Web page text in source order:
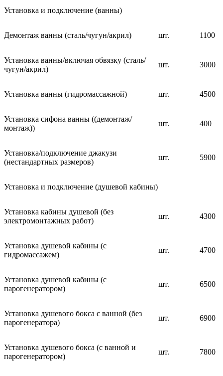
Установка и подключение (ванны)
Демонтаж ванны (сталь/чугун/акрил) шт. 1100
Установка ванны/включая обвязку (сталь/
чугун/акрил)
шт. 3000
Установка ванны (гидромассажной) шт. 4500
Установка сифона ванны ((демонтаж/
монтаж))
шт. 400
Установка/подключение джакузи
(нестандартных размеров)
шт. 5900
Установка и подключение (душевой кабины)
Установка кабины душевой (без
электромонтажных работ)
шт. 4300
Установка душевой кабины (с
гидромассажем)
шт. 4700
Установка душевой кабины (с
парогенератором)
шт. 6500
Установка душевого бокса с ванной (без
парогенератора)
шт. 6900
Установка душевого бокса (с ванной и
парогенератором)
шт. 7800